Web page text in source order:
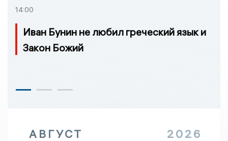
14:00
Иван Бунин не любил греческий язык и
Закон Божий
АВГУСТ 2026